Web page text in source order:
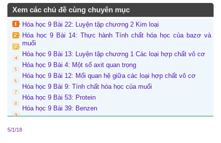
Xem các chủ đề cùng chuyên mục
Hóa học 9 Bài 22: Luyện tập chương 2 Kim loại
Hóa học 9 Bài 14: Thực hành Tính chất hóa học của bazơ và
muối
Hóa học 9 Bài 13: Luyện tập chương 1 Các loại hợp chất vô cơ
Hóa học 9 Bài 4: Một số axit quan trọng
Hóa học 9 Bài 12: Mối quan hệ giữa các loại hợp chất vô cơ
Hóa học 9 Bài 9: Tính chất hóa học của muối
Hóa học 9 Bài 53: Protein
Hóa học 9 Bài 39: Benzen
5/1/18